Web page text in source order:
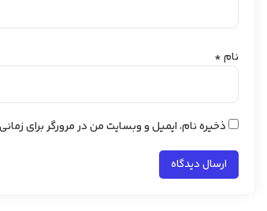
نام*
ذخیره نام، ایمیل و وبسایت من در مرورگر برای